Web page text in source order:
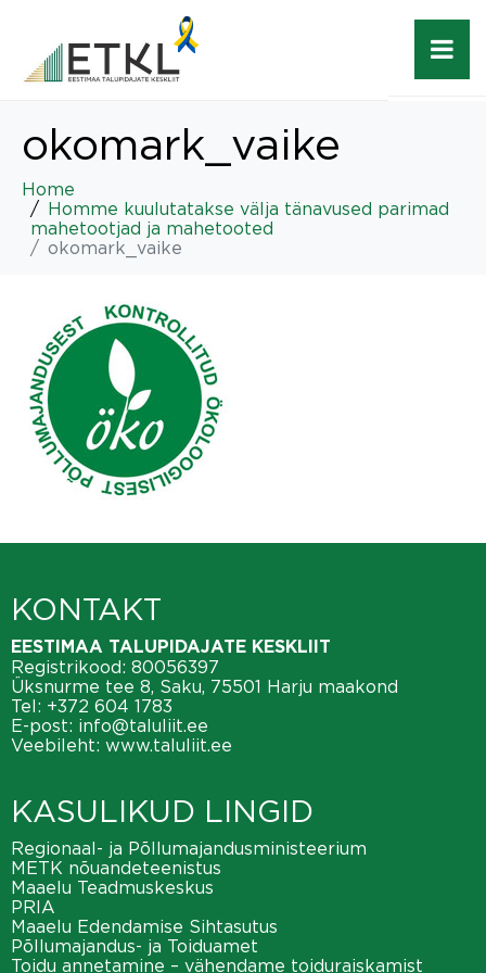
okomark_vaike
Home
Homme kuulutatakse välja tänavused parimad
mahetootjad ja mahetooted
okomark_vaike
KONTAKT
EESTIMAA TALUPIDAJATE KESKLIIT
Registrikood: 80056397
Üksnurme tee 8, Saku, 75501 Harju maakond
Tel: +372 604 1783
E-post: info@taluliit.ee
Veebileht: www.taluliit.ee
KASULIKUD LINGID
Regionaal- ja Põllumajandusministeerium
METK nõuandeteenistus
Maaelu Teadmuskeskus
PRIA
Maaelu Edendamise Sihtasutus
Põllumajandus- ja Toiduamet
Toidu annetamine – vähendame toiduraiskamist